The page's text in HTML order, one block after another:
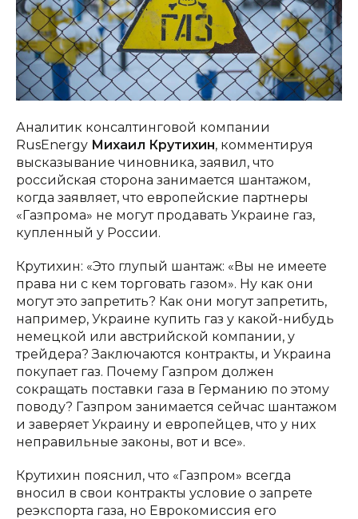
Аналитик консалтинговой компании
RusEnergy Михаил Крутихин, комментируя
высказывание чиновника, заявил, что
российская сторона занимается шантажом,
когда заявляет, что европейские партнеры
«Газпрома» не могут продавать Украине газ,
купленный у России.
Крутихин: «Это глупый шантаж: «Вы не имеете
права ни с кем торговать газом». Ну как они
могут это запретить? Как они могут запретить,
например, Украине купить газ у какой-нибудь
немецкой или австрийской компании, у
трейдера? Заключаются контракты, и Украина
покупает газ. Почему Газпром должен
сокращать поставки газа в Германию по этому
поводу? Газпром занимается сейчас шантажом
и заверяет Украину и европейцев, что у них
неправильные законы, вот и все».
Крутихин пояснил, что «Газпром» всегда
вносил в свои контракты условие о запрете
реэкспорта газа, но Еврокомиссия его